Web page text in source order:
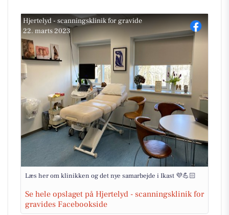
Hjertelyd - scanningsklinik for gravide
22. marts 2023
Læs her om klinikken og det nye samarbejde i Ikast 💜💪🏻
Se hele opslaget på Hjertelyd - scanningsklinik for
gravides Facebookside